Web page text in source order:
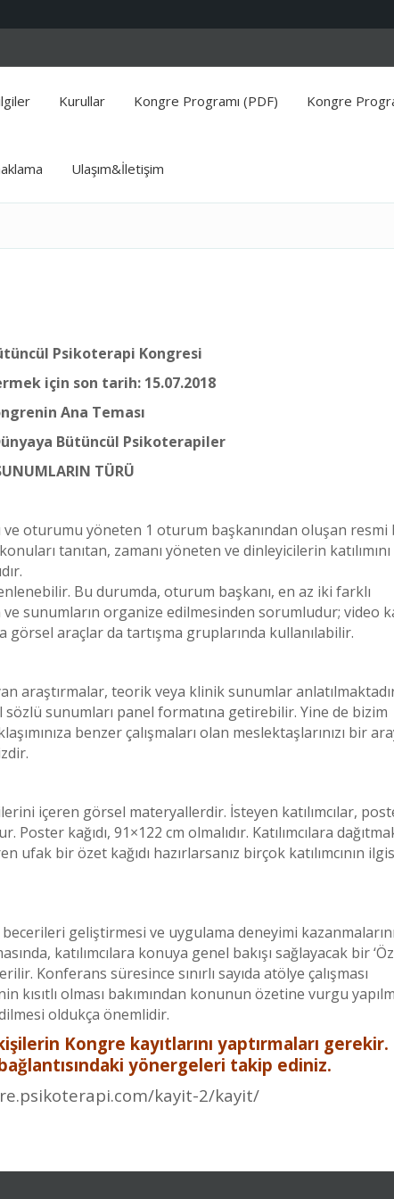
Kurullar Kongre Programı (PDF) Kongre
Ulaşım&İletişim
Psikoterapi Kongresi
için son tarih: 15.07.2018
Ana Teması
Bütüncül Psikoterapiler
TÜRÜ
oturumu yöneten 1 oturum başkanından oluşan resmi
tanıtan, zamanı yöneten ve dinleyicilerin katılımını
Bu durumda, oturum başkanı, en az iki farklı
ve sunumların organize edilmesinden sorumludur; video
görsel araçlar da tartışma gruplarında kullanılabilir.
araştırmalar, teorik veya klinik sunumlar
sunumları panel formatına getirebilir. Yine de bizim
benzer çalışmaları olan meslektaşlarınızı bir
içeren görsel materyallerdir. İsteyen katılımcılar,
kağıdı, 91×122 cm olmalıdır. Katılımcılara
bir özet kağıdı hazırlarsanız birçok katılımcının
becerileri geliştirmesi ve uygulama deneyimi kazanmalarını
katılımcılara konuya genel bakışı sağlayacak bir
Konferans süresince sınırlı sayıda atölye çalışması
kısıtlı olması bakımından konunun özetine vurgu
oldukça önemlidir.
Kongre kayıtlarını yaptırmaları gerekir.
yönergeleri takip ediniz.
kayit-2/kayit/